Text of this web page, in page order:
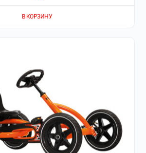
В КОРЗИНУ